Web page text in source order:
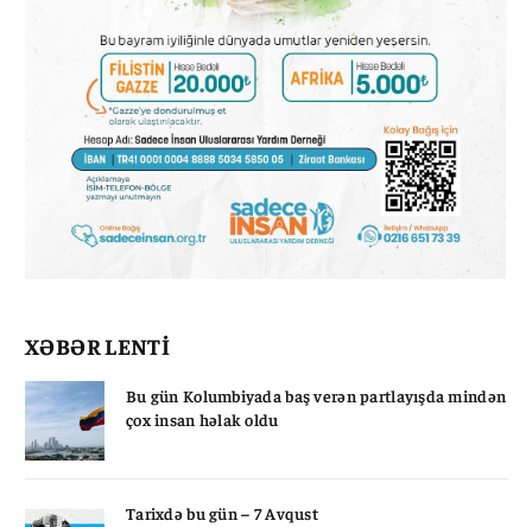
XƏBƏR LENTİ
Bu gün Kolumbiyada baş verən partlayışda mindən
çox insan həlak oldu
Tarixdə bu gün – 7 Avqust